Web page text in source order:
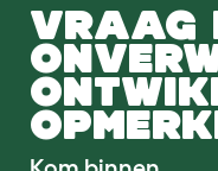
VRAAG